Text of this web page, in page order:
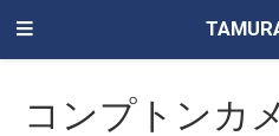
コンプトンカ